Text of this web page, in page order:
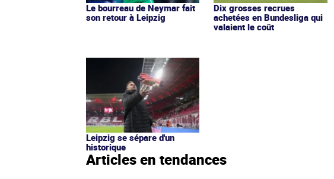
Le bourreau de Neymar fait
son retour à Leipzig
Dix grosses recrues
achetées en Bundesliga qui
valaient le coût
Leipzig se sépare d'un
historique
Articles en tendances